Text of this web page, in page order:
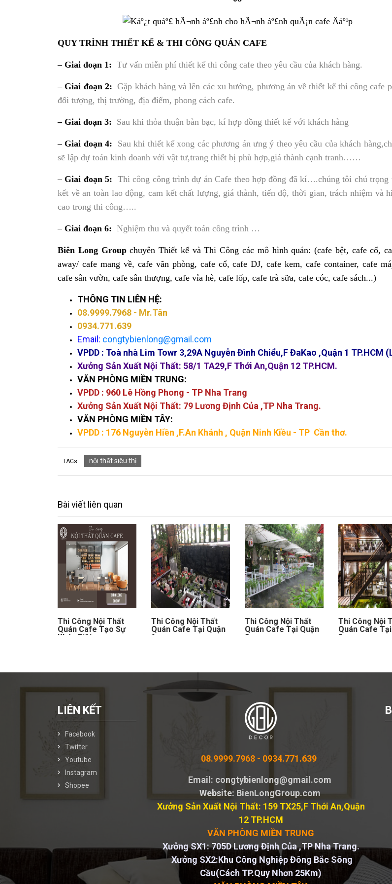
QUY TRÌNH THIẾT KẾ & THI CÔNG QUÁN CAFE
– Giai đoạn 1: Tư vấn miễn phí thiết kế thi công cafe theo yêu cầu của khách hàng.
– Giai đoạn 2: Gặp khách hàng và lên các xu hướng, phương án về thiết kế thi công cafe
đối tượng, thị trường, địa điểm, phong cách cafe.
– Giai đoạn 3: Sau khi thỏa thuận bàn bạc, kí hợp đồng thiết kế với khách hàng
– Giai đoạn 4: Sau khi thiết kế xong các phương án ưng ý theo yêu cầu của khách
sẽ lập dự toán kinh doanh với vật tư,trang thiết bị phù hợp,giá thành cạnh tranh……
– Giai đoạn 5: Thi công công trình dự án Cafe theo hợp đồng đã kí….chúng tôi chú trọng
kết về an toàn lao động, cam kết chất lượng, giá thành, tiến độ, thời gian, trách nhiệm và
cao trong thi công…..
– Giai đoạn 6: Nghiệm thu và quyết toán công trình …
Biên Long Groupchuyên Thiết kế và Thi Công các mô hình quán: (cafe bệt, cafe cổ,
away/ cafe mang về, cafe văn phòng, cafe cổ, cafe DJ, cafe kem, cafe container, cafe
cafe sân vườn, cafe sân thượng, cafe vỉa hè, cafe lốp, cafe trà sữa, cafe cóc, cafe sách...)
THÔNG TIN LIÊN HỆ:
08.9999.7968 - Mr.Tân
0934.771.639
Email: congtybienlong@gmail.com
VPDD : Toà nhà Lim Towr 3,29A Nguyễn Đình Chiểu,F ĐaKao ,Quận 1 TP.HCM
Xưởng Sản Xuất Nội Thất: 58/1 TA29,F Thới An,Quận 12 TP.HCM.
VĂN PHÒNG MIỀN TRUNG:
VPDD : 960 Lê Hồng Phong - TP Nha Trang
Xưởng Sản Xuất Nội Thất: 79 Lương Định Của ,TP Nha Trang.
VĂN PHÒNG MIỀN TÂY:
VPDD : 176 Nguyễn Hiền ,F.An Khánh , Quận Ninh Kiều - TP Cần thơ.
TAGs nội thất siêu thị
Bài viết liên quan
Thi Công Nội Thất
Quán Cafe Tạo Sự
Khác Biệt
Thi Công Nội Thất
Quán Cafe Tại Quận
1
Thi Công Nội Thất
Quán Cafe Tại Quận
2
Thi Công Nội
Quán Cafe
3
LIÊN KẾT
Facebook
Twitter
Youtube
Instagram
Shopee
08.9999.7968 - 0934.771.639
Email: congtybienlong@gmail.com
Website: BienLongGroup.com
Xưởng Sản Xuất Nội Thất: 159 TX25,F Thới An,Quận
12 TP.HCM
VĂN PHÒNG MIỀN TRUNG
Xưởng SX1: 705D Lương Định Của ,TP Nha Trang.
Xưởng SX2:Khu Công Nghiệp Đông Bắc Sông
Cầu(Cách TP.Quy Nhơn 25Km)